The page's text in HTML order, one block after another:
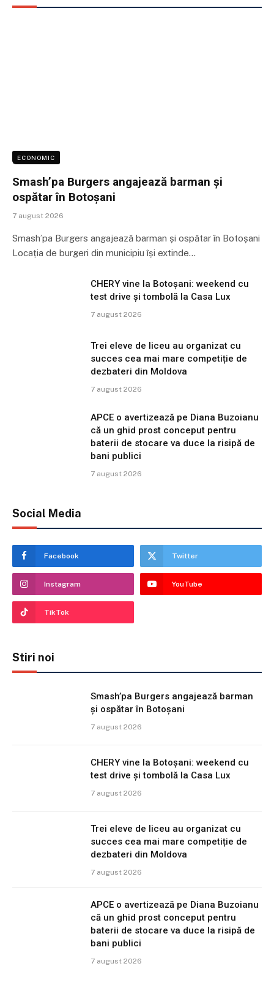
ECONOMIC
Smash’pa Burgers angajează barman și
ospătar în Botoșani
7 august 2026
Smash’pa Burgers angajează barman și ospătar în Botoșani
Locația de burgeri din municipiu își extinde…
CHERY vine la Botoșani: weekend cu
test drive și tombolă la Casa Lux
7 august 2026
Trei eleve de liceu au organizat cu
succes cea mai mare competiție de
dezbateri din Moldova
7 august 2026
APCE o avertizează pe Diana Buzoianu
că un ghid prost conceput pentru
baterii de stocare va duce la risipă de
bani publici
7 august 2026
Social Media
Facebook Twitter
Instagram YouTube
TikTok
Stiri noi
Smash’pa Burgers angajează barman
și ospătar în Botoșani
7 august 2026
CHERY vine la Botoșani: weekend cu
test drive și tombolă la Casa Lux
7 august 2026
Trei eleve de liceu au organizat cu
succes cea mai mare competiție de
dezbateri din Moldova
7 august 2026
APCE o avertizează pe Diana Buzoianu
că un ghid prost conceput pentru
baterii de stocare va duce la risipă de
bani publici
7 august 2026